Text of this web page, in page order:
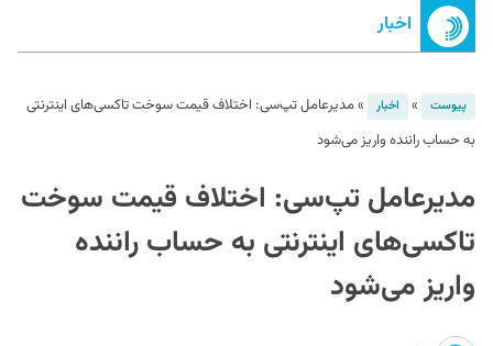
اخبار
پیوست » اخبار »مدیرعامل تپ‌سی: اختلاف قیمت سوخت تاکسی‌های اینترنتی
به حساب راننده واریز می‌شود
مدیرعامل تپ‌سی: اختلاف قیمت سوخت
تاکسی‌های اینترنتی به حساب راننده
واریز می‌شود